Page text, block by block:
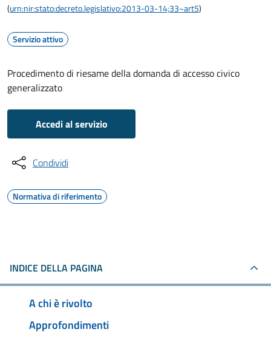
(urn:nir:stato:decreto.legislativo:2013-03-14;33~art5)
Servizio attivo
Procedimento di riesame della domanda di accesso civico
generalizzato
Accedi al servizio
Condividi
Normativa di riferimento
INDICE DELLA PAGINA
A chi è rivolto
Approfondimenti